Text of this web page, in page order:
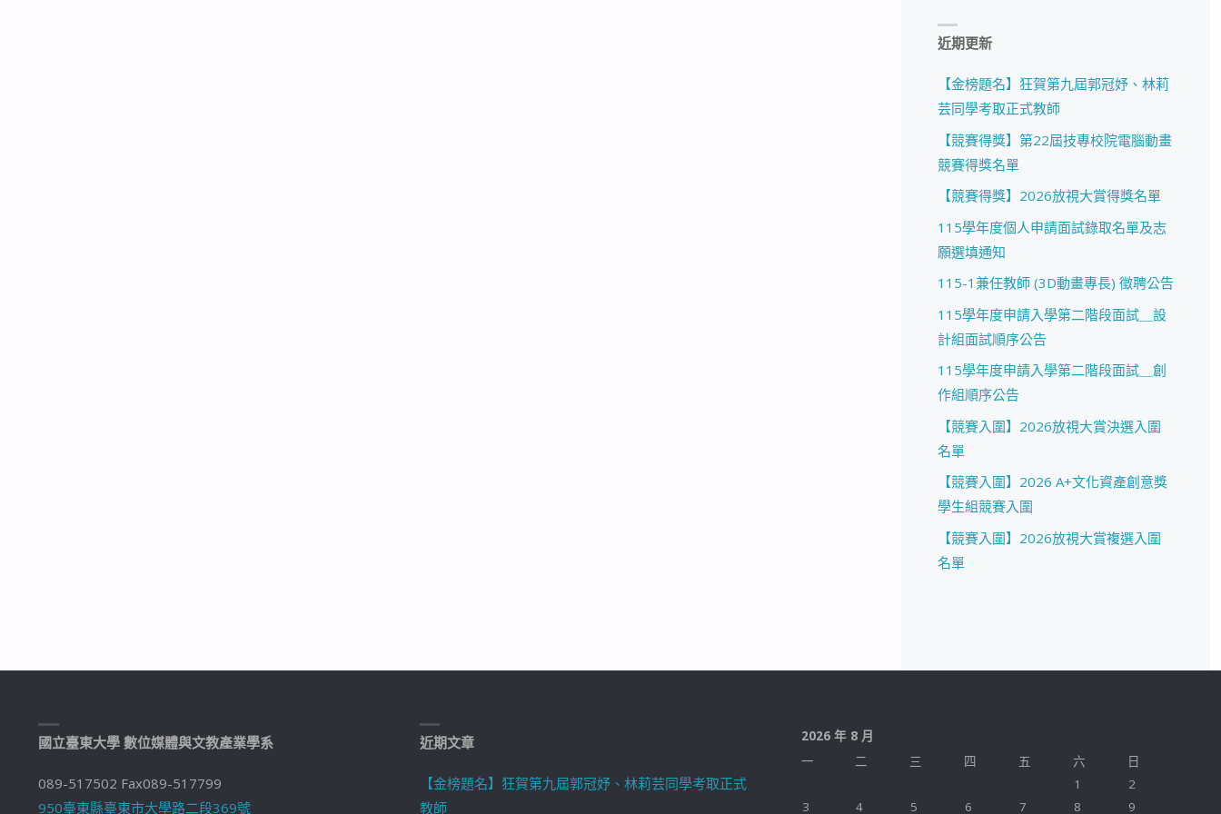
近期更新
【金榜題名】狂賀第九屆郭冠妤、林莉
芸同學考取正式教師
【競賽得獎】第22屆技專校院電腦動畫
競賽得獎名單
【競賽得獎】2026放視大賞得獎名單
115學年度個人申請面試錄取名單及志
願選填通知
115-1兼任教師 (3D動畫專長) 徵聘公告
115學年度申請入學第二階段面試＿設
計組面試順序公告
115學年度申請入學第二階段面試＿創
作組順序公告
【競賽入圍】2026放視大賞決選入圍
名單
【競賽入圍】2026 A+文化資產創意獎
學生組競賽入圍
【競賽入圍】2026放視大賞複選入圍
名單
國立臺東大學 數位媒體與文教產業學系
089-517502 Fax089-517799
950臺東縣臺東市大學路二段369號
近期文章
【金榜題名】狂賀第九屆郭冠妤、林莉芸同學考取正式
教師
2026 年 8 月
一
二 三 四 五 六
日
1
2
3
4 5 6 7 8 9